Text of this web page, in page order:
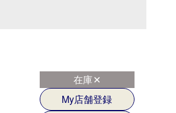
在庫✕
My店舗登録